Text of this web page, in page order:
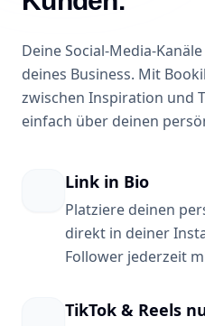
Deine Social-Media-
deines Business. Mit
zwischen Inspiration und
einfach über deinen
Link in Bio
Platziere deinen
direkt in deiner
Follower jederzeit
TikTok & Reels